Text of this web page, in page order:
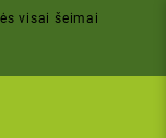
visai šeimai